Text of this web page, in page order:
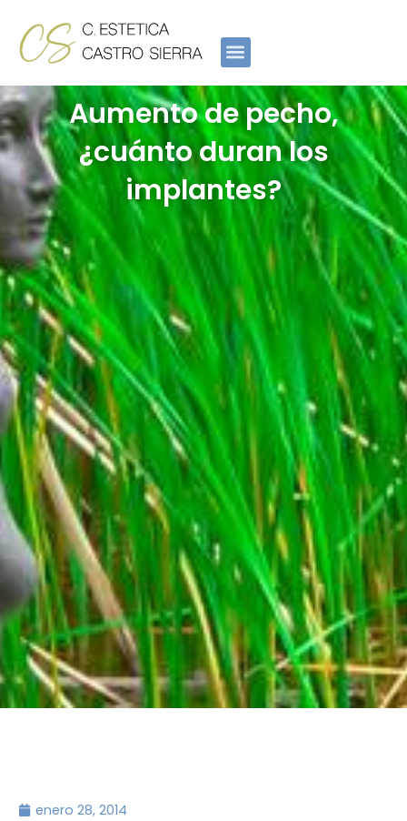
contenido
Aumento de pecho,
¿cuánto duran los
implantes?
enero 28, 2014